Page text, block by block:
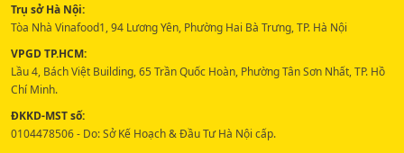
Trụ sở Hà Nội:
Tòa Nhà Vinafood1, 94 Lương Yên, Phường Hai Bà Trưng, TP. Hà Nội
VPGD TP.HCM:
Lầu 4, Bách Việt Building, 65 Trần Quốc Hoàn, Phường Tân Sơn Nhất, TP. Hồ
Chí Minh.
ĐKKD-MST số:
0104478506 - Do: Sở Kế Hoạch & Đầu Tư Hà Nội cấp.